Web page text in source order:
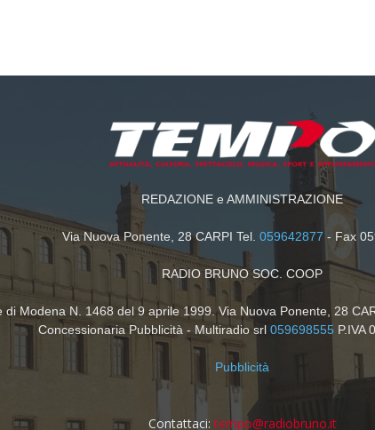
REDAZIONE e AMMINISTRAZIONE
Via Nuova Ponente, 28 CARPI Tel. 059642877 - Fax
RADIO BRUNO SOC. COOP
di Modena N. 1468 del 9 aprile 1999. Via Nuova Ponente, 28
Concessionaria Pubblicità - Multiradio srl 059698555P.IVA
Pubblicità
Contattaci: tempo@radiobruno.it